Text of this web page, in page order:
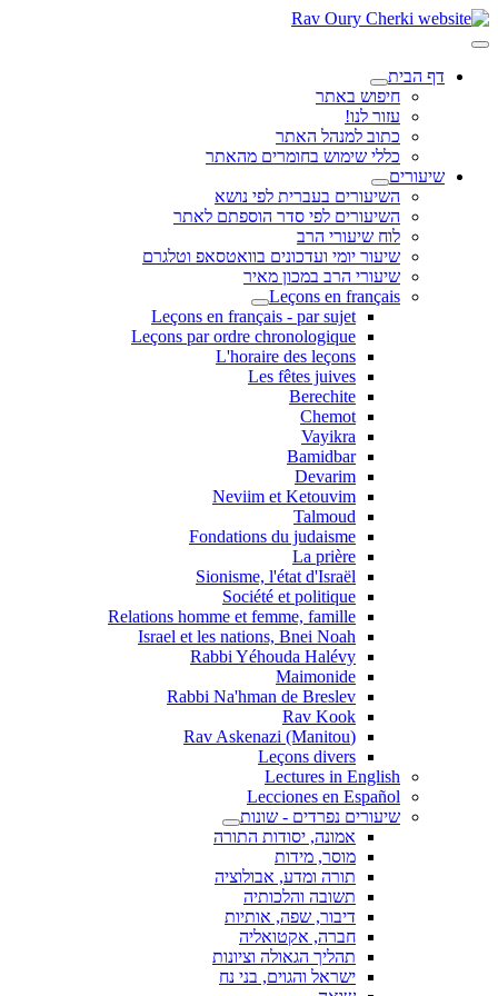
דף הבית
חיפוש באתר
עזור לנו!
כתוב למנהל האתר
כללי שימוש בחומרים מהאתר
שיעורים
השיעורים בעברית לפי נושא
השיעורים לפי סדר הוספתם לאתר
לוח שיעורי הרב
שיעור יומי ועדכונים בוואטסאפ וטלגרם
שיעורי הרב במכון מאיר
Leçons en français
Leçons en français - par sujet
Leçons par ordre chronologique
L'horaire des leçons
Les fêtes juives
Berechite
Chemot
Vayikra
Bamidbar
Devarim
Neviim et Ketouvim
Talmoud
Fondations du judaisme
La prière
Sionisme, l'état d'Israël
Société et politique
Relations homme et femme, famille
Israel et les nations, Bnei Noah
Rabbi Yéhouda Halévy
Maimonide
Rabbi Na'hman de Breslev
Rav Kook
(Rav Askenazi (Manitou
Leçons divers
Lectures in English
Lecciones en Español
שיעורים נפרדים - שונות
אמונה, יסודות התורה
מוסר, מידות
תורה ומדע, אבולוציה
תשובה והלכותיה
דיבור, שפה, אותיות
חברה, אקטואליה
תהליך הגאולה וציונות
ישראל והגוים, בני נח